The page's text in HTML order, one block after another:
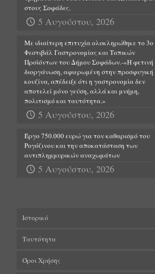
στους Σοφάδες.
5 Αυγούστου, 2026
Με ιδιαίτερη επιτυχία ολοκληρώθηκε το 3ο
Φεστιβάλ Γαστρονομίας και Τοπικών
Προϊόντων του Δήμου Σοφάδων.-«Η φετινή
διοργάνωση, αφιερωμένη στην προσφυγική
κουζίνα, απέδειξε ότι η γαστρονομία δεν
αποτελεί μόνο γεύση, αλλά και μνήμη,
πολιτισμό και ταυτότητα.»
5 Αυγούστου, 2026
Έργο 750.000 ευρώ για τον καθαρισμό του
Ρογόζινου και την αποκατάσταση των
αντιπλημμυρικών αναχωμάτων
5 Αυγούστου, 2026
Ιστορικό
Ταυτότητα
Όροι Χρήσης